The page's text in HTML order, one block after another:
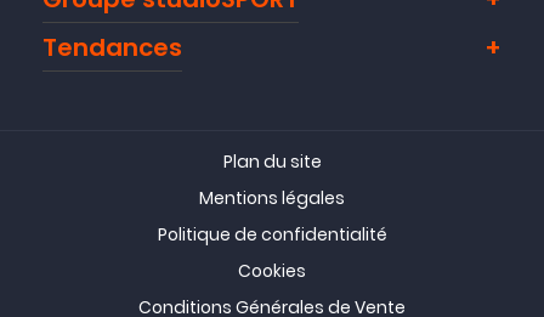
Tendances
Plan du site
Mentions légales
Politique de confidentialité
Cookies
Conditions Générales de Vente